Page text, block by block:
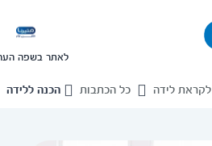
לאתר בשפה
לקראת לידה כל הכתבות הכנה ללידה